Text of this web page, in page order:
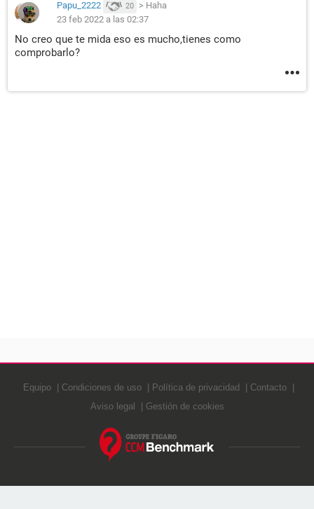
Papu_2222 20 > Haha
23 feb 2022 a las 02:37
No creo que te mida eso es mucho,tienes como
comprobarlo?
Equipo Condiciones de uso Política de privacidad
Contacto
Aviso legal
Gestión de cookies